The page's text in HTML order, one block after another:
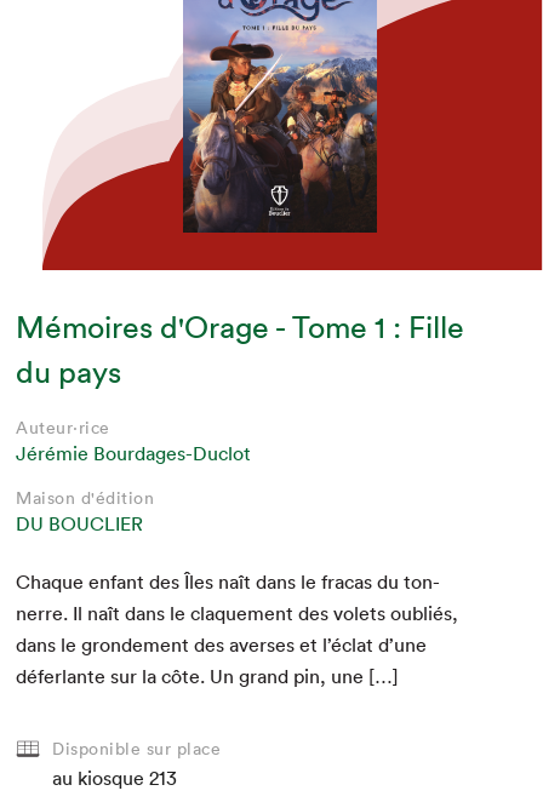
Que cherchez-vous?
Mémoires d'Orage - Tome 1 : Fille
du pays
Auteur·rice
Jérémie Bourdages-Duclot
Maison d'édition
DU BOUCLIER
Chaque enfant des Îles naît dans le fra­cas du ton­
nerre. Il naît dans le claque­ment des volets oubliés,
dans le gron­de­ment des avers­es et l’éclat d’une
défer­lante sur la côte. Un grand pin, une […]
Disponible sur place
au kiosque 213